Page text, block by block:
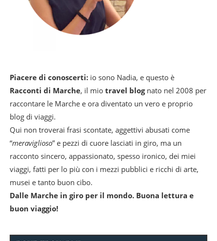
Piacere di conoscerti: io sono Nadia, e questo è
Racconti di Marche, il mio travel blognato nel 2008 per
raccontare le Marche e ora diventato un vero e proprio
blog di viaggi.
Qui non troverai frasi scontate, aggettivi abusati come
“meraviglioso” e pezzi di cuore lasciati in giro, ma un
racconto sincero, appassionato, spesso ironico, dei miei
viaggi, fatti per lo più con i mezzi pubblici e ricchi di arte,
musei e tanto buon cibo.
Dalle Marche in giro per il mondo. Buona lettura e
buon viaggio!